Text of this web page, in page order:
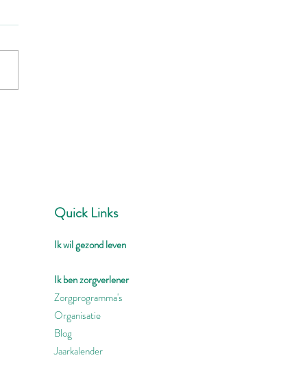
Quick Links
Ik wil gezond leven
Ik ben zorgverlener
Zorgprogramma's
Organisatie
Blog
Jaarkalender